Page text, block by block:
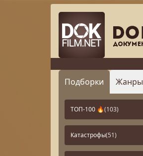
Подборки Жанры
ТОП-100 🔥(103)
Катастрофы(51)